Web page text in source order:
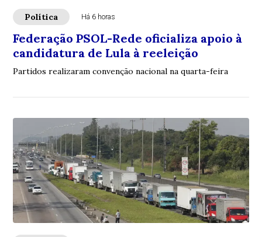
Política Há 6 horas
Federação PSOL-Rede oficializa apoio à
candidatura de Lula à reeleição
Partidos realizaram convenção nacional na quarta-feira